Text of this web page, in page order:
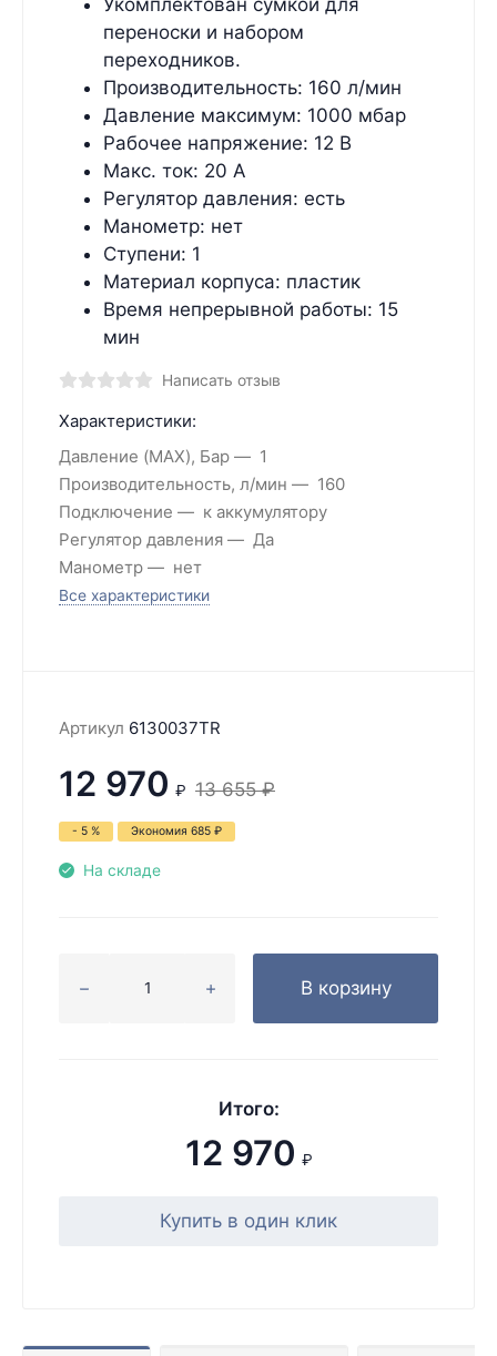
Укомплектован сумкой для
переноски и набором
переходников.
Производительность: 160 л/мин
Давление максимум: 1000 мбар
Рабочее напряжение: 12 В
Макс. ток: 20 А
Регулятор давления: есть
Манометр: нет
Ступени: 1
Материал корпуса: пластик
Время непрерывной работы: 15
мин
Написать отзыв
Характеристики:
Давление (MAX), Бар
1
Производительность, л/мин
160
Подключение
к аккумулятору
Регулятор давления
Да
Манометр
нет
Все характеристики
Артикул 6130037TR
12 970 ₽ 13 655 ₽
- 5 % Экономия 685 ₽
На складе
В корзину
Итого:
12 970 ₽
Купить в один клик